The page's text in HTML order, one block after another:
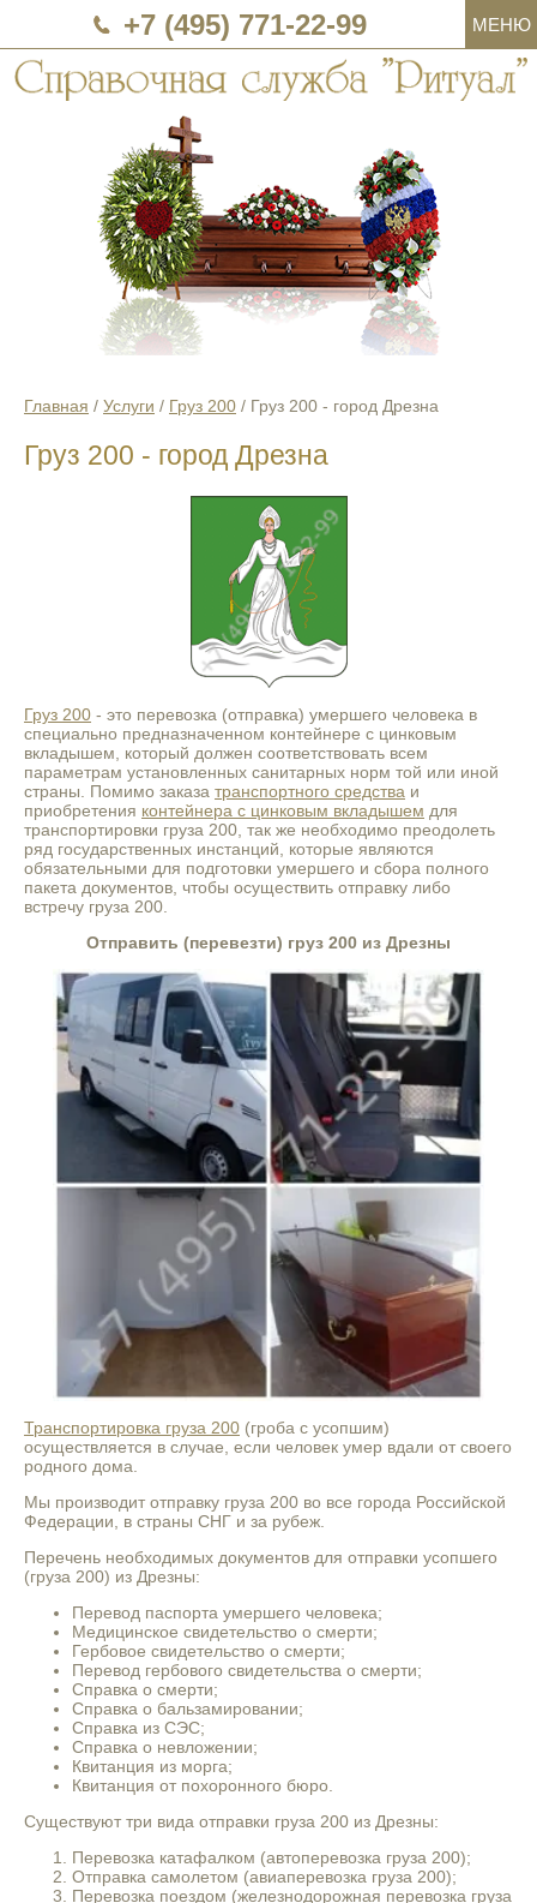
МЕНЮ
+7 (495) 771-22-99
Главная / Услуги / Груз 200 / Груз 200 - город Дрезна
Груз 200 - город Дрезна
Груз 200 - это перевозка (отправка) умершего человека в
специально предназначенном контейнере с цинковым
вкладышем, который должен соответствовать всем
параметрам установленных санитарных норм той или иной
страны. Помимо заказа транспортного средства и
приобретения контейнера с цинковым вкладышем для
транспортировки груза 200, так же необходимо преодолеть
ряд государственных инстанций, которые являются
обязательными для подготовки умершего и сбора полного
пакета документов, чтобы осуществить отправку либо
встречу груза 200.
Отправить (перевезти) груз 200 из Дрезны
Транспортировка груза 200 (гроба с усопшим)
осуществляется в случае, если человек умер вдали от своего
родного дома.
Мы производит отправку груза 200 во все города Российской
Федерации, в страны СНГ и за рубеж.
Перечень необходимых документов для отправки усопшего
(груза 200) из Дрезны:
Перевод паспорта умершего человека;
Медицинское свидетельство о смерти;
Гербовое свидетельство о смерти;
Перевод гербового свидетельства о смерти;
Справка о смерти;
Справка о бальзамировании;
Справка из СЭС;
Справка о невложении;
Квитанция из морга;
Квитанция от похоронного бюро.
Существуют три вида отправки груза 200 из Дрезны:
Перевозка катафалком (автоперевозка груза 200);
Отправка самолетом (авиаперевозка груза 200);
Перевозка поездом (железнодорожная перевозка груза